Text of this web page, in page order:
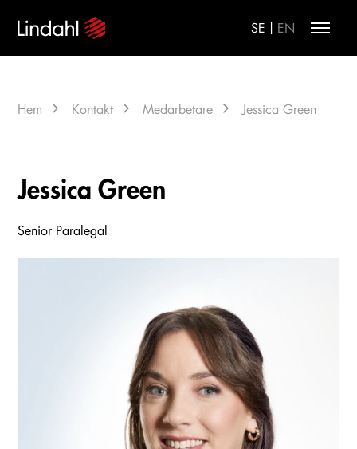
SE EN
Hem Kontakt Medarbetare Jessica Green
Jessica Green
Senior Paralegal